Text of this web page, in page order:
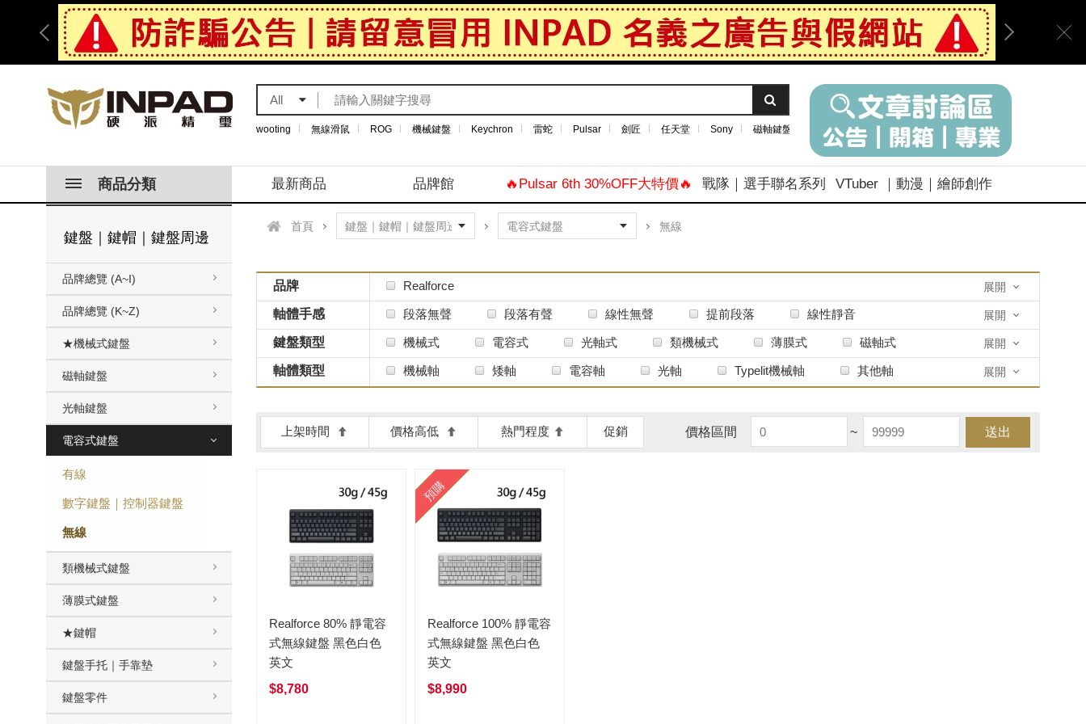
All
wooting 無線滑鼠 ROG 機械鍵盤 Keychron 雷蛇 Pulsar 劍匠 任天堂 Sony 磁軸鍵盤
商品分類 最新商品 品牌館 🔥Pulsar 6th 30%OFF大特價🔥 戰隊｜選手聯名系列 VTuber ｜動漫｜繪師創作
鍵盤｜鍵帽｜鍵盤周邊
品牌總覽 (A~I)
品牌總覽 (K~Z)
★機械式鍵盤
磁軸鍵盤
光軸鍵盤
電容式鍵盤
有線
數字鍵盤｜控制器鍵盤
無線
類機械式鍵盤
薄膜式鍵盤
★鍵帽
鍵盤手托｜手靠墊
鍵盤零件
首頁 無線
品牌 Realforce 展開
軸體手感 段落無聲 段落有聲 線性無聲 提前段落 線性靜音 展開
鍵盤類型 機械式 電容式 光軸式 類機械式 薄膜式 磁軸式 展開
軸體類型 機械軸 矮軸 電容軸 光軸 Typelit機械軸 其他軸 展開
上架時間 價格高低 熱門程度 促銷 價格區間 ~ 送出
Realforce 80% 靜電容
式無線鍵盤 黑色白色
英文
$8,780
預購
Realforce 100% 靜電容
式無線鍵盤 黑色白色
英文
$8,990